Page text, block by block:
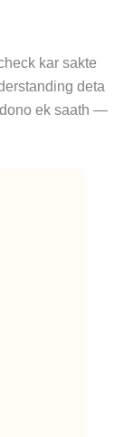
kar sakte
deta
ek saath —